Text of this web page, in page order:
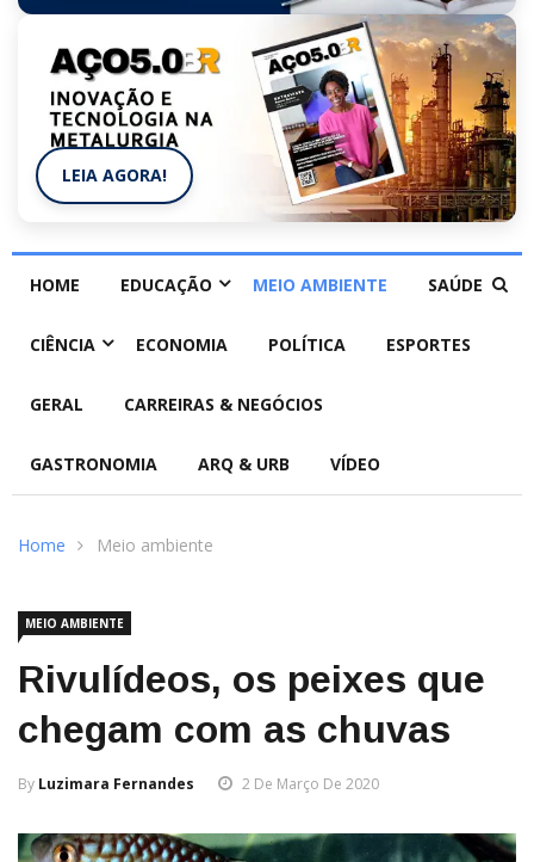
LEIA AGORA!
HOME EDUCAÇÃO MEIO AMBIENTE SAÚDE
CIÊNCIA ECONOMIA POLÍTICA ESPORTES
GERAL CARREIRAS & NEGÓCIOS
GASTRONOMIA ARQ & URB VÍDEO
Home Meio ambiente
MEIO AMBIENTE
Rivulídeos, os peixes que
chegam com as chuvas
By Luzimara Fernandes 2 De Março De 2020